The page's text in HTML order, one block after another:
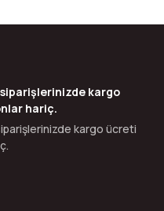
kargo
hariç.
kargo ücreti